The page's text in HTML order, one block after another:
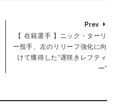
Prev
【 在籍選手 】ニック・ターリ
ー投手、左のリリーフ強化に向
けて獲得した”遅咲きレフティ
ー”